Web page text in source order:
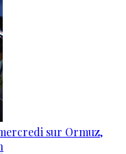
sur Ormuz,